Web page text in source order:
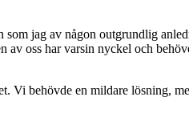
som jag av någon outgrundlig
av oss har varsin nyckel och
Vi behövde en mildare lösning,